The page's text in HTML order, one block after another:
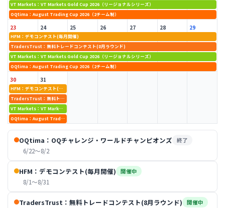
VT Markets：VT Markets Gold Cup 2026（リージョナルシリーズ）
OQtima：August Trading Cup 2026（2チーム制）
23 24 25 26 27 28 29
HFM：デモコンテスト(毎月開催)
TradersTrust：無料トレードコンテスト(8月ラウンド)
VT Markets：VT Markets Gold Cup 2026（リージョナルシリーズ）
OQtima：August Trading Cup 2026（2チーム制）
30 31
HFM：デモコンテスト(毎月開催)
TradersTrust：無料トレードコンテスト(8月ラウンド)
VT Markets：VT Markets Gold Cup 2026（リージョナルシリーズ）
OQtima：August Trading Cup 2026（2チーム制）
OQtima：OQチャレンジ・ワールドチャンピオンズ 終了
6/22〜8/2
HFM：デモコンテスト(毎月開催) 開催中
8/1〜8/31
TradersTrust：無料トレードコンテスト(8月ラウンド) 開催中